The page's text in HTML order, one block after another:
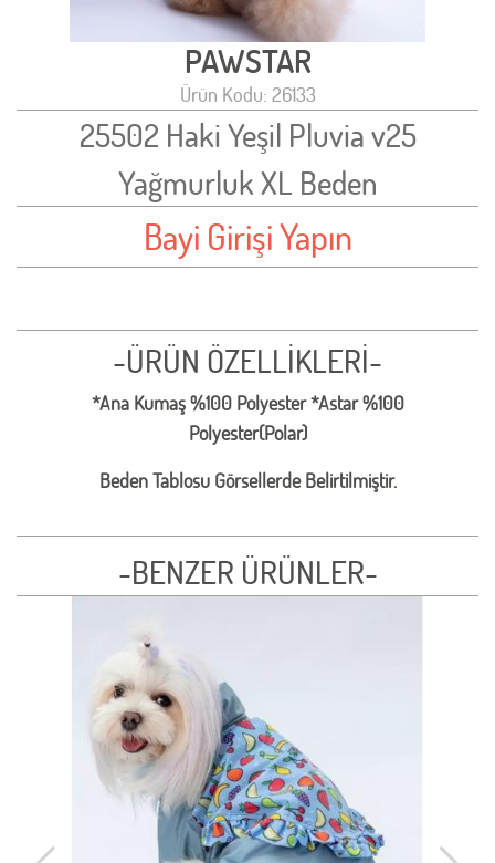
PAWSTAR
Ürün Kodu: 26133
25502 Haki Yeşil Pluvia v25
Yağmurluk XL Beden
Bayi Girişi Yapın
-ÜRÜN ÖZELLİKLERİ-
*Ana Kumaş %100 Polyester *Astar %100
Polyester(Polar)
Beden Tablosu Görsellerde Belirtilmiştir.
-BENZER ÜRÜNLER-